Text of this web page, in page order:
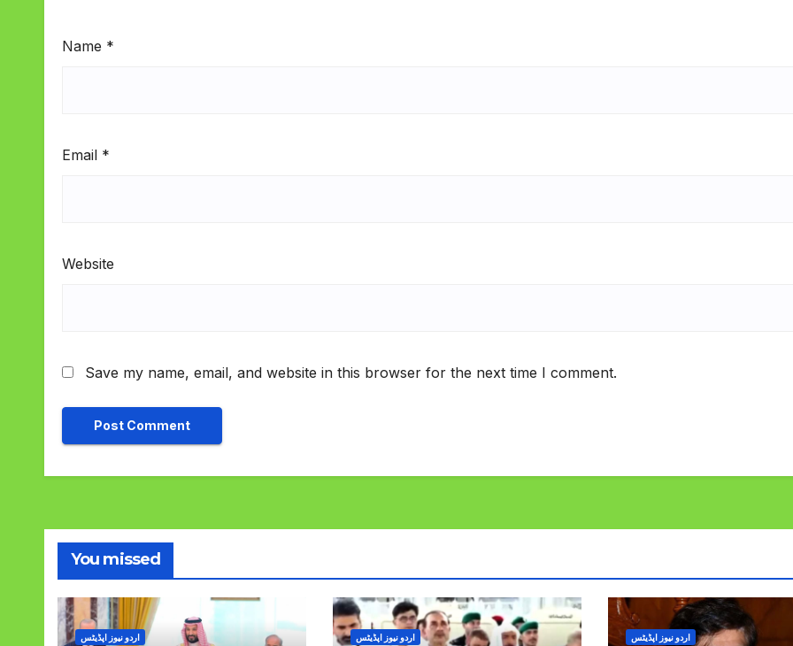
Name *
Email *
Website
Save my name, email, and website in this browser for the next time I comment.
You missed
اردو نیوز اپڈیٹس اردو نیوز اپڈیٹس اردو نیوز اپڈیٹس